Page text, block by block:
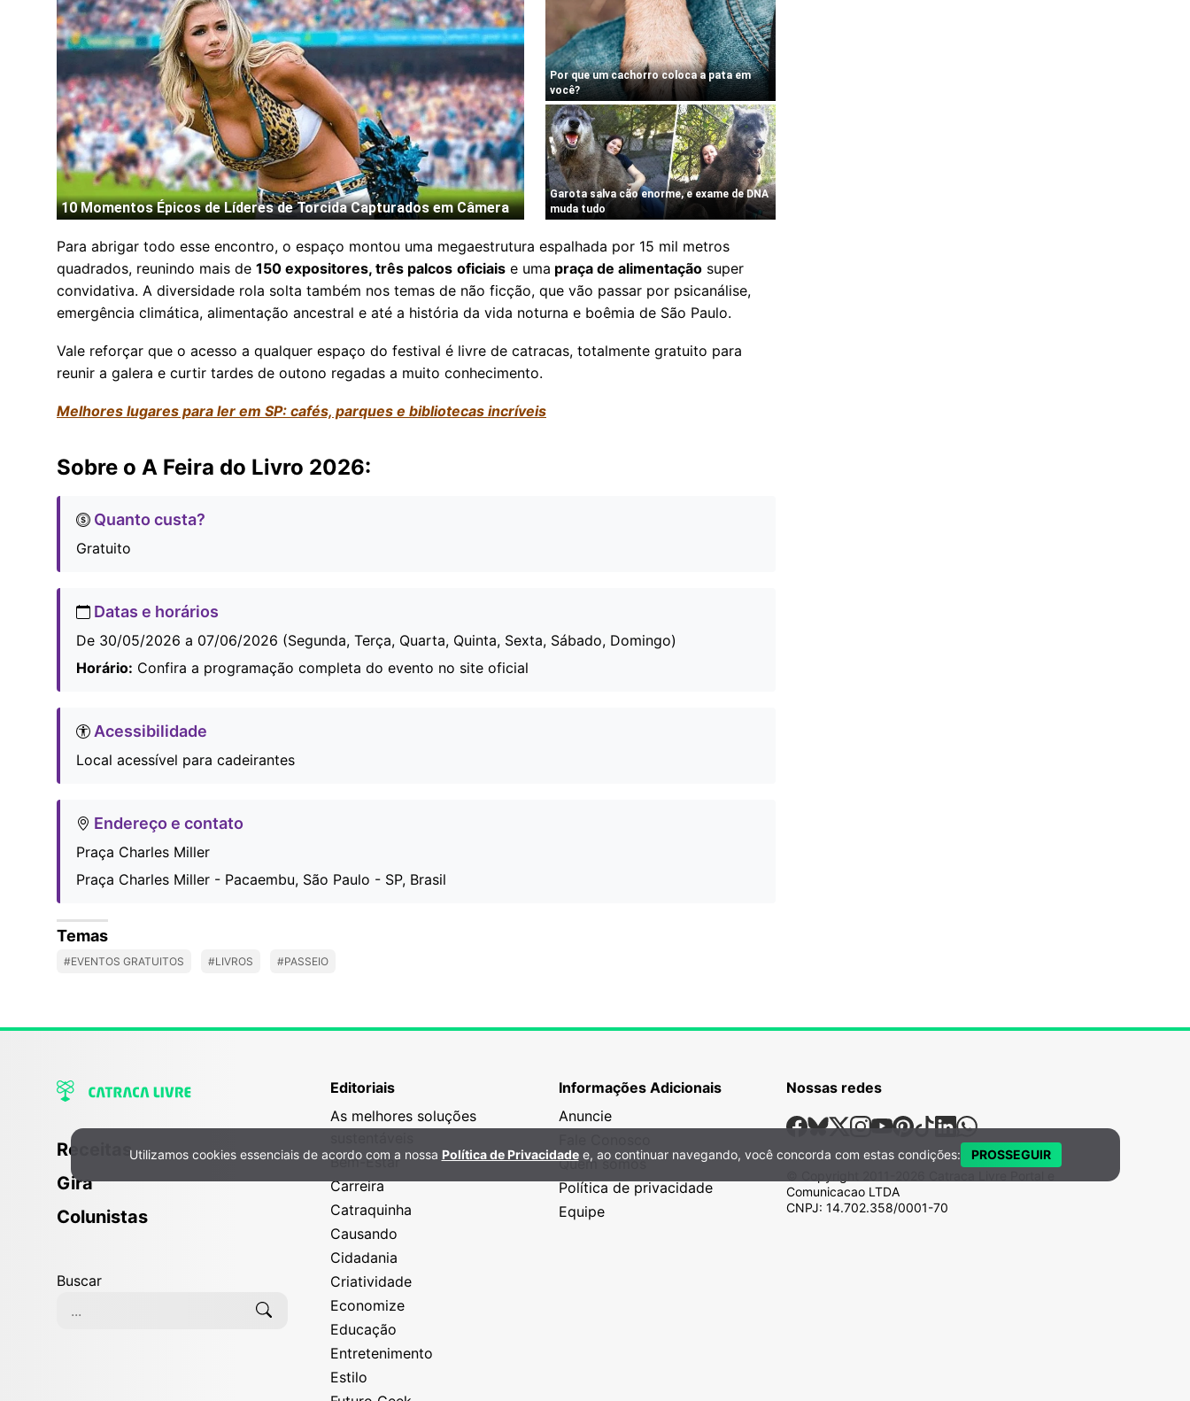
Para abrigar todo esse encontro, o espaço montou uma megaestrutura espalhada por 15 mil metros
quadrados, reunindo mais de 150 expositores, três palcos oficiais e uma praça de alimentação super
convidativa. A diversidade rola solta também nos temas de não ficção, que vão passar por psicanálise,
emergência climática, alimentação ancestral e até a história da vida noturna e boêmia de São Paulo.
Vale reforçar que o acesso a qualquer espaço do festival é livre de catracas, totalmente gratuito para
reunir a galera e curtir tardes de outono regadas a muito conhecimento.
Melhores lugares para ler em SP: cafés, parques e bibliotecas incríveis
Sobre o A Feira do Livro 2026:
Quanto custa?
Gratuito
Datas e horários
De 30/05/2026 a 07/06/2026 (Segunda, Terça, Quarta, Quinta, Sexta, Sábado, Domingo)
Horário: Confira a programação completa do evento no site oficial
Acessibilidade
Local acessível para cadeirantes
Endereço e contato
Praça Charles Miller
Praça Charles Miller - Pacaembu, São Paulo - SP, Brasil
Temas
#EVENTOS GRATUITOS #LIVROS #PASSEIO
Receitas
Gira
Colunistas
Buscar
Editoriais
As melhores soluções
Bem-Estar
Carreira
Catraquinha
Causando
Cidadania
Criatividade
Economize
Educação
Entretenimento
Estilo
Informações Adicionais
Anuncie
Quem somos
Política de privacidade
Equipe
Nossas redes
Nossas Redes Sociais
Facebook
Bsky
X Instagram
Youtube
Pinterest
TiktokLinkedin
Whatsapp
Comunicacao LTDA
CNPJ: 14.702.358/0001-70
Política de Privacidade e Cookies
Utilizamos cookies essenciais de acordo com a nossa Política de Privacidadee, ao continuar navegando, você concorda com estas condições: PROSSEGUIR